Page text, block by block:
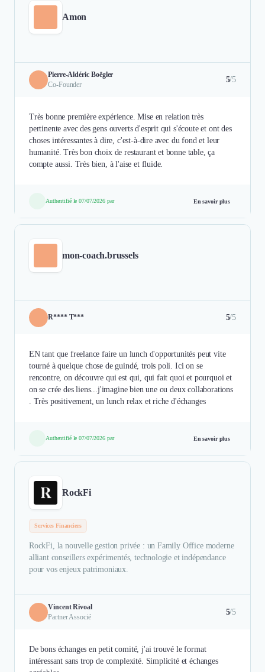
Amon
Pierre-Aldéric Boëgler
Co-Founder
5/5
Très bonne première expérience. Mise en relation très
pertinente avec des gens ouverts d'esprit qui s'écoute et ont des
choses intéressantes à dire, c'est-à-dire avec du fond et leur
humanité. Très bon choix de restaurant et bonne table, ça
compte aussi. Très bien, à l'aise et fluide.
Authentifié le 07/07/2026 par En savoir plus
mon-coach.brussels
R**** T*** 5/5
EN tant que freelance faire un lunch d'opportunités peut vite
tourné à quelque chose de guindé, trois poli. Ici on se
rencontre, on découvre qui est qui, qui fait quoi et pourquoi et
on se crée des liens...j'imagine bien une ou deux collaborations
. Très positivement, un lunch relax et riche d'échanges
Authentifié le 07/07/2026 par En savoir plus
RockFi
Services Financiers
RockFi, la nouvelle gestion privée : un Family Office moderne
alliant conseillers expérimentés, technologie et indépendance
pour vos enjeux patrimoniaux.
Vincent Rivoal
Partner Associé
5/5
De bons échanges en petit comité, j'ai trouvé le format
intéressant sans trop de complexité. Simplicité et échanges